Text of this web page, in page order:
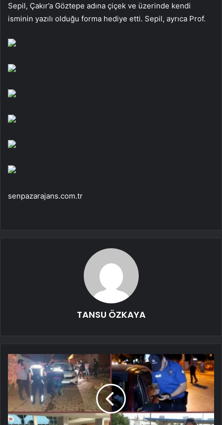
Sepil, Çakır’a Göztepe adına çiçek ve üzerinde kendi
isminin yazılı olduğu forma hediye etti. Sepil, ayrıca Prof.
senpazarajans.com.tr
TANSU ÖZKAYA